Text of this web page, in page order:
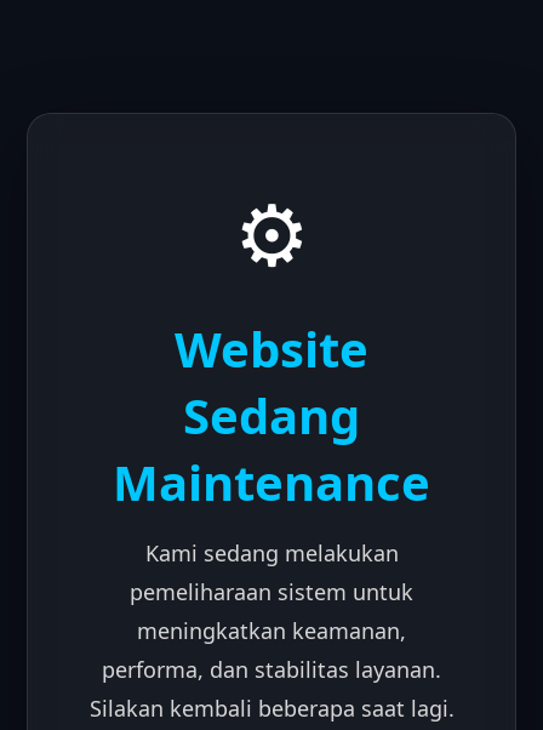
⚙️
Website
Sedang
Maintenance
Kami sedang melakukan
pemeliharaan sistem untuk
meningkatkan keamanan,
performa, dan stabilitas layanan.
Silakan kembali beberapa saat lagi.